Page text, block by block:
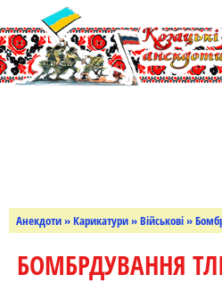
Анекдоти»Карикатури»Військові»
БОМБРДУВАННЯ